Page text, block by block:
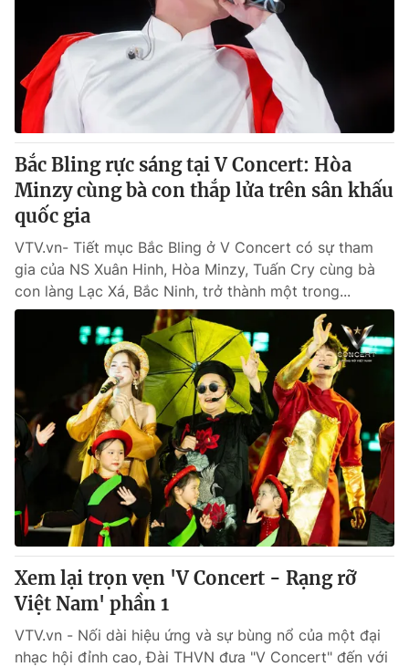
Bắc Bling rực sáng tại V Concert: Hòa
Minzy cùng bà con thắp lửa trên sân khấu
quốc gia
VTV.vn- Tiết mục Bắc Bling ở V Concert có sự tham
gia của NS Xuân Hinh, Hòa Minzy, Tuấn Cry cùng bà
con làng Lạc Xá, Bắc Ninh, trở thành một trong...
Xem lại trọn vẹn 'V Concert - Rạng rỡ
Việt Nam' phần 1
VTV.vn - Nối dài hiệu ứng và sự bùng nổ của một đại
nhạc hội đỉnh cao, Đài THVN đưa "V Concert" đến với